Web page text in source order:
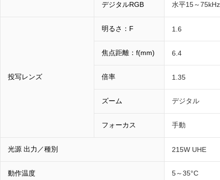
デジタルRGB 水平15～
投写レンズ
明るさ：F 1.6
焦点距離：f(mm) 6.4
倍率 1.35
ズーム デジタル
フォーカス 手動
光源 出力／種別 215W UHE
動作温度 5～35°C